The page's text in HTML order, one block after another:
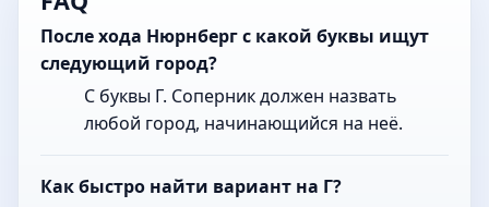
После хода Нюрнберг с какой буквы ищут
следующий город?
С буквы Г. Соперник должен назвать
любой город, начинающийся на неё.
Как быстро найти вариант на Г?